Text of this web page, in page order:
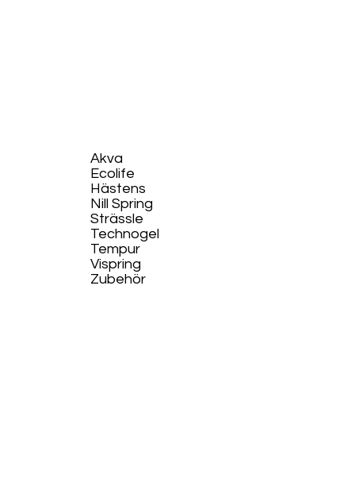
Akva
Ecolife​
Hästens
Nill Spring
Strässle
Technogel
Tempur
Vispring
Zubehör